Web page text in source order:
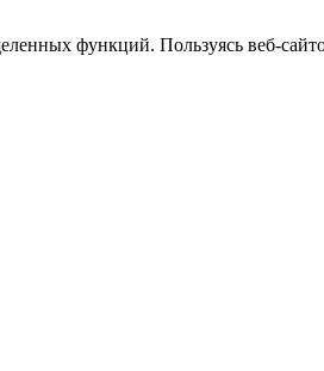
функций. Пользуясь веб-